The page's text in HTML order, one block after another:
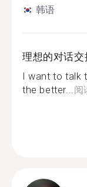
韩语
理想的对话交
I want to talk
the better...阅